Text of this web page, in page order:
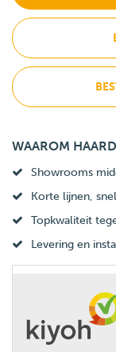
WAAROM
Showrooms
Korte lijnen,
Topkwaliteit
Levering en